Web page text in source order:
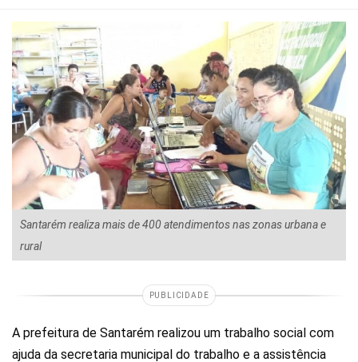
Santarém realiza mais de 400 atendimentos nas zonas urbana e
rural
PUBLICIDADE
A prefeitura de Santarém realizou um trabalho social com
ajuda da secretaria municipal do trabalho e a assistência